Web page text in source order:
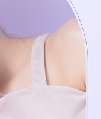
ダーが
かり吸着